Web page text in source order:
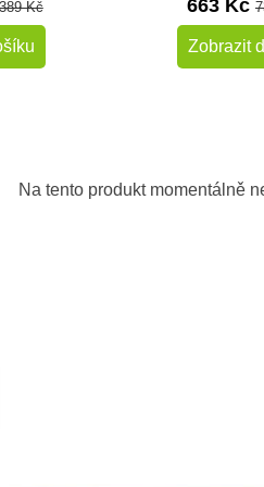
Kč 663 Kč
Zobrazit
Na tento produkt momentálně